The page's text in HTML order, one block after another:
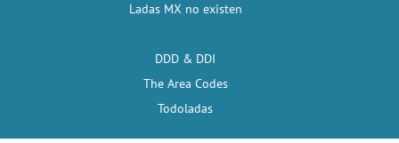
Ladas MX no existen
DDD & DDI
The Area Codes
Todoladas